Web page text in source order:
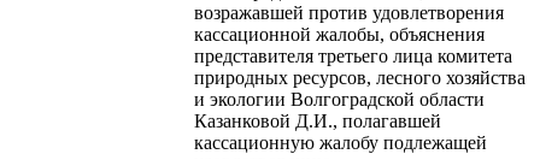
возражавшей против удовлетворения
кассационной жалобы, объяснения
представителя третьего лица комитета
природных ресурсов, лесного хозяйства
и экологии Волгоградской области
Казанковой Д.И., полагавшей
кассационную жалобу подлежащей